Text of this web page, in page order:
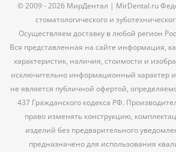
© 2009 - 2026 МирДентал | MirDental.ru
стоматологического и
Осуществляем доставку в любой регион
Вся представленная на сайте информация,
характеристик, наличия, стоимости и
исключительно информационный характер
не является публичной офертой,
437 Гражданского кодекса РФ.
право изменять конструкцию,
изделий без предварительного
предназначено для использования